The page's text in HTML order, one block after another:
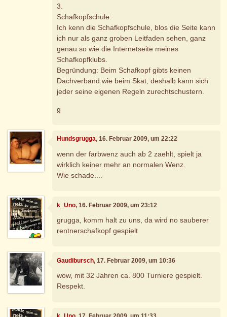
3.
Schafkopfschule:
Ich kenn die Schafkopfschule, blos die Seite kann
ich nur als ganz groben Leitfaden sehen, ganz
genau so wie die Internetseite meines
Schafkopfklubs.
Begründung: Beim Schafkopf gibts keinen
Dachverband wie beim Skat, deshalb kann sich
jeder seine eigenen Regeln zurechtschustern.
g
Hundsgrugga, 16. Februar 2009, um 22:22
wenn der farbwenz auch ab 2 zaehlt, spielt ja
wirklich keiner mehr an normalen Wenz.
Wie schade....
k_Uno, 16. Februar 2009, um 23:12
grugga, komm halt zu uns, da wird no sauberer
rentnerschafkopf gespielt
Gaudibursch, 17. Februar 2009, um 10:36
wow, mit 32 Jahren ca. 800 Turniere gespielt.
Respekt.